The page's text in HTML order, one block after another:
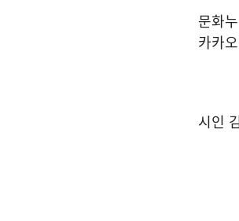
문화
카카
시인